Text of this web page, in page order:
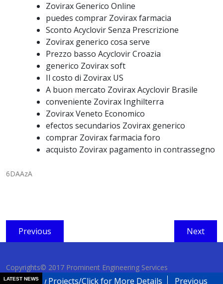
Zovirax Generico Online
puedes comprar Zovirax farmacia
Sconto Acyclovir Senza Prescrizione
Zovirax generico cosa serve
Prezzo basso Acyclovir Croazia
generico Zovirax soft
Il costo di Zovirax US
A buon mercato Zovirax Acyclovir Brasile
conveniente Zovirax Inghilterra
Zovirax Veneto Economico
efectos secundarios Zovirax generico
comprar Zovirax farmacia foro
acquisto Zovirax pagamento in contrassegno
6DAAzA
Post
navigation
Previous
post:
NextNext
post:
Copyrights© 2017 Prominent Engineering Services
LATEST NEWS
New Projects/Click for More Details Previous